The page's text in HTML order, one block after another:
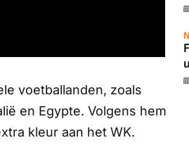
voetballanden, zoals
en Egypte. Volgens hem
kleur aan het WK.